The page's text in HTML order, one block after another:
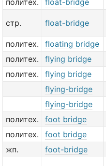
политех. float-bridge
стр. float-bridge
политех.
floating bridge
политех.
flying bridge
политех.
flying bridge
flying-bridge
flying-bridge
политех.
foot bridge
политех.
foot bridge
жп.
foot-bridge